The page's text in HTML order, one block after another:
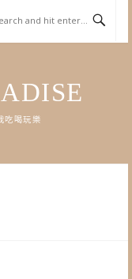
吃喝玩樂